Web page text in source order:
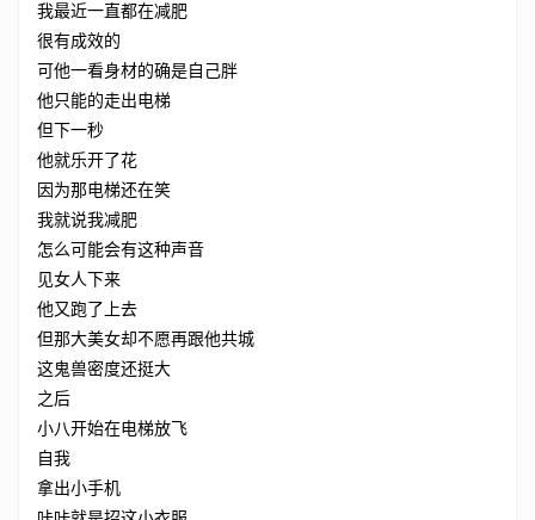
我最近一直都在减肥
很有成效的
可他一看身材的确是自己胖
他只能的走出电梯
但下一秒
他就乐开了花
因为那电梯还在笑
我就说我减肥
怎么可能会有这种声音
见女人下来
他又跑了上去
但那大美女却不愿再跟他共城
这鬼兽密度还挺大
之后
小八开始在电梯放飞
自我
拿出小手机